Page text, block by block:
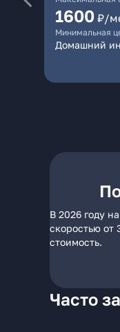
1600 ₽/
Минимальная
Домашний
В 2026 году
скоростью от
стоимость.
Часто